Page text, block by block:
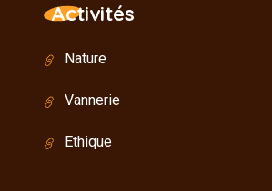
Activités
Nature
Vannerie
Ethique